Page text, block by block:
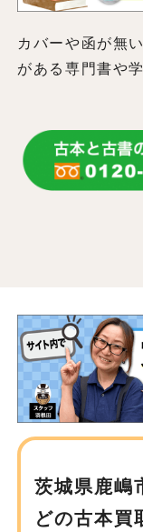
カバーや函が無
がある専門書や
茨城県鹿嶋
どの古本買